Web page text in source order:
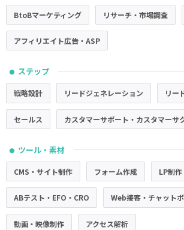
BtoBマーケティング リサーチ・市場調査
アフィリエイト広告・ASP
● ステップ
戦略設計 リードジェネレーション リー
セールス カスタマーサポート・カスタマーサ
● ツール・素材
CMS・サイト制作 フォーム作成 LP制
ABテスト・EFO・CRO Web接客・チャット
動画・映像制作 アクセス解析